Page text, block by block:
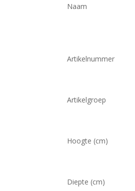
Naam
Artikelnummer
Artikelgroep
Hoogte (cm)
Diepte (cm)